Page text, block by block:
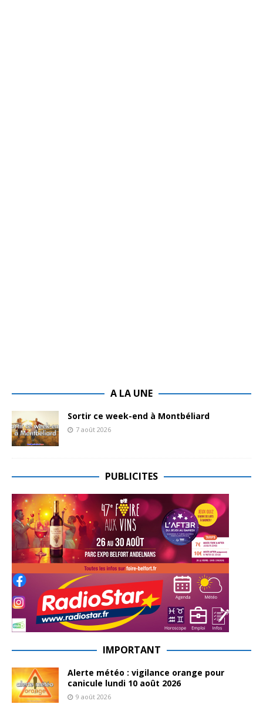
A LA UNE
Sortir ce week-end à Montbéliard
7 août 2026
PUBLICITES
IMPORTANT
Alerte météo : vigilance orange pour
canicule lundi 10 août 2026
9 août 2026